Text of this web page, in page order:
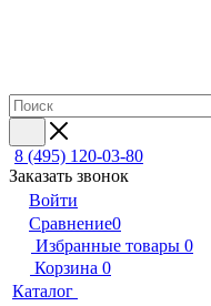
8 (495) 120-03-80
Заказать звонок
Войти
Сравнение0
Избранные товары 0
Корзина 0
Каталог